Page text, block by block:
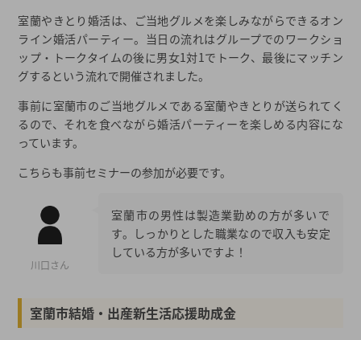
室蘭やきとり婚活は、ご当地グルメを楽しみながらできるオン
ライン婚活パーティー。当日の流れはグループでのワークショ
ップ・トークタイムの後に男女1対1でトーク、最後にマッチン
グするという流れで開催されました。
事前に室蘭市のご当地グルメである室蘭やきとりが送られてく
るので、それを食べながら婚活パーティーを楽しめる内容にな
っています。
こちらも事前セミナーの参加が必要です。
川口さん
室蘭市の男性は製造業勤めの方が多いで
す。しっかりとした職業なので収入も安定
している方が多いですよ！
室蘭市結婚・出産新生活応援助成金